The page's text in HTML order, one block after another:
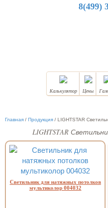
8(499)
Калькулятор Цены
Главная / Продукция / LIGHTSTAR
LIGHTSTAR
Светильник для натяжных потолков
мультиколор 004032